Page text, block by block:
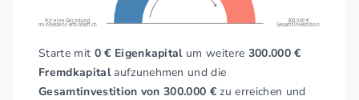
Für eine Gründung
mindestens erforderlich
300.000 €
Gesamtinvestition
Starte mit 0 € Eigenkapitalum weitere 300.000 €
Fremdkapitalaufzunehmen und die
Gesamtinvestition von 300.000 € zu erreichen und